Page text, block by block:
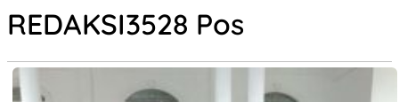
REDAKSI3528 Pos